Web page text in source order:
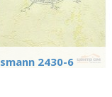
2430-6